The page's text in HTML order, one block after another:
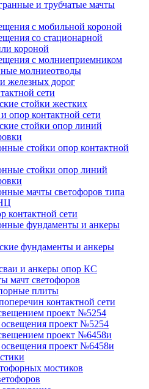
и трубчатые мачты
с мобильной короной
со стационарной
короной
с молниеприемником
молниеотводы
железных дорог
сети
стойки жестких
опор контактной сети
стойки опор линий
стойки опор контактной
стойки опор линий
мачты светофоров типа
контактной сети
фундаменты и анкеры
фундаменты и анкеры
и анкеры опор КС
мачт светофоров
плиты
контактной сети
проект №5254
освещения проект №5254
проект №6458и
освещения проект №6458и
мостиков